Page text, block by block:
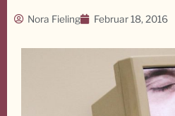
Nora Fieling Februar 18, 2016